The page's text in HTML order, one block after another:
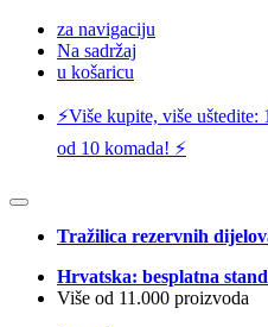
za navigaciju
Na sadržaj
u košaricu
⚡️Više kupite, više
od 10 komada! ⚡️
Tražilica rezervnih
Hrvatska: besplatna
Više od 11.000 proizvoda